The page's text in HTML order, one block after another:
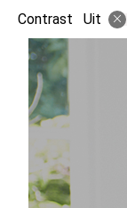
Contrast Uit